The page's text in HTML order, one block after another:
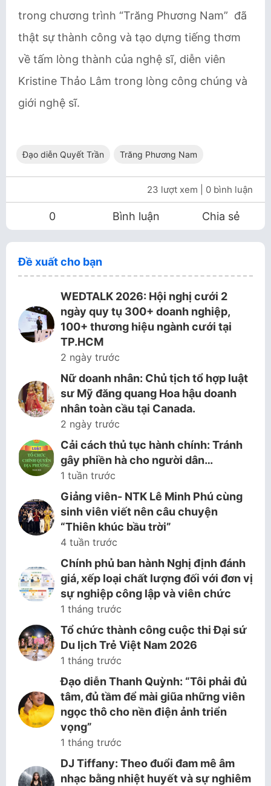
trong chương trình “Trăng Phương Nam” đã
thật sự thành công và tạo dựng tiếng thơm
về tấm lòng thành của nghệ sĩ, diễn viên
Kristine Thảo Lâm trong lòng công chúng và
giới nghệ sĩ.
Đạo diễn Quyết Trần Trăng Phương Nam
23 lượt xem | 0 bình luận
0 Bình luận Chia sẻ
Đề xuất cho bạn
WEDTALK 2026: Hội nghị cưới 2
ngày quy tụ 300+ doanh nghiệp,
100+ thương hiệu ngành cưới tại
TP.HCM
2 ngày trước
Nữ doanh nhân: Chủ tịch tổ hợp luật
sư Mỹ đăng quang Hoa hậu doanh
nhân toàn cầu tại Canada.
2 ngày trước
Cải cách thủ tục hành chính: Tránh
gây phiền hà cho người dân…
1 tuần trước
Giảng viên- NTK Lê Minh Phú cùng
sinh viên viết nên câu chuyện
“Thiên khúc bầu trời”
4 tuần trước
Chính phủ ban hành Nghị định đánh
giá, xếp loại chất lượng đối với đơn vị
sự nghiệp công lập và viên chức
1 tháng trước
Tổ chức thành công cuộc thi Đại sứ
Du lịch Trẻ Việt Nam 2026
1 tháng trước
Đạo diễn Thanh Quỳnh: “Tôi phải đủ
tâm, đủ tầm để mài giũa những viên
ngọc thô cho nền điện ảnh triển
vọng”
1 tháng trước
DJ Tiffany: Theo đuổi đam mê âm
nhạc bằng nhiệt huyết và sự nghiêm